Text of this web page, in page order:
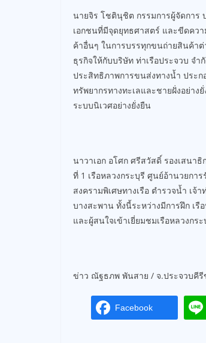
นายจิร โชตินุชิต กรรมการผู้จัดการ
เอกชนที่มีจุดยุทธศาสตร์ และขีดควา
ค้าอื่นๆ ในการบรรทุกขนถ่ายสินค้าต่
ธุรกิจให้กับบริษัท ท่าเรือประจวบ จ
ประสิทธิภาพการขนส่งทางน้ำ ประ
ทรัพยากรทางทะเลและชายฝั่งอย่าง
ระบบนิเวศอย่างยั่งยืน
นาวาเอก อโศก ศรีสวัสดิ์ รองเสนา
ที่ 1 เรือหลวงกระบุรี ศูนย์อ้านวยก
สงครามพิเศษทางเรือ ตำรวจน้ำ เ
บางสะพาน ทั้งนี้ระหว่างมีการฝึก เรื
และผู้สนใจเข้าเยี่ยมชมเรือหลวงกร
ข่าว ณัฐธภพ พันสาย / จ.ประจวบคีรี
Facebook